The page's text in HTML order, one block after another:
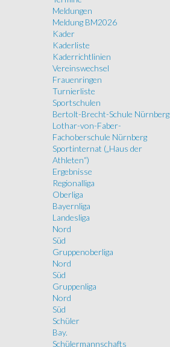
Meldungen
Meldung BM2026
Kader
Kaderliste
Kaderrichtlinien
Vereinswechsel
Frauenringen
Turnierliste
Sportschulen
Bertolt-Brecht-Schule Nürnberg
Lothar-von-Faber-
Fachoberschule Nürnberg
Sportinternat („Haus der
Athleten“)
Ergebnisse
Regionalliga
Oberliga
Bayernliga
Landesliga
Nord
Süd
Gruppenoberliga
Nord
Süd
Gruppenliga
Nord
Süd
Schüler
Bay.
Schülermannschafts